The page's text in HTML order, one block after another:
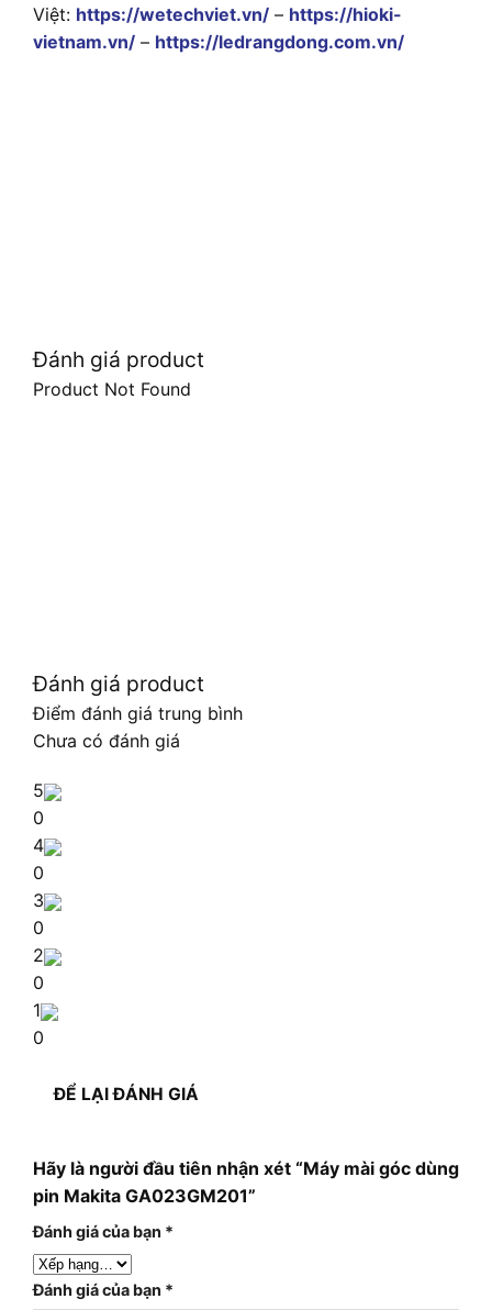
Việt: https://wetechviet.vn/ – https://hioki-
vietnam.vn/ – https://ledrangdong.com.vn/
Đánh giá product
Product Not Found
Đánh giá product
Điểm đánh giá trung bình
Chưa có đánh giá
5
0
4
0
3
0
2
0
1
0
ĐỂ LẠI ĐÁNH GIÁ
Hãy là người đầu tiên nhận xét “Máy mài góc dùng
pin Makita GA023GM201”
Đánh giá của bạn *
Đánh giá của bạn *